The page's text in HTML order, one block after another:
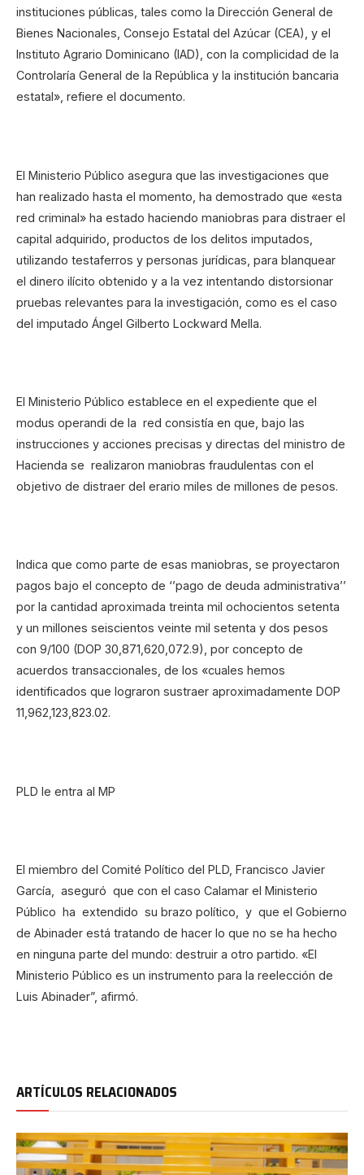
instituciones públicas, tales como la Dirección General de
Bienes Nacionales, Consejo Estatal del Azúcar (CEA), y el
Instituto Agrario Dominicano (IAD), con la complicidad de la
Controlaría General de la República y la institución bancaria
estatal», refiere el documento.
El Ministerio Público asegura que las investigaciones que
han realizado hasta el momento, ha demostrado que «esta
red criminal» ha estado haciendo maniobras para distraer el
capital adquirido, productos de los delitos imputados,
utilizando testaferros y personas jurídicas, para blanquear
el dinero ilícito obtenido y a la vez intentando distorsionar
pruebas relevantes para la investigación, como es el caso
del imputado Ángel Gilberto Lockward Mella.
El Ministerio Público establece en el expediente que el
modus operandi de la red consistía en que, bajo las
instrucciones y acciones precisas y directas del ministro de
Hacienda se realizaron maniobras fraudulentas con el
objetivo de distraer del erario miles de millones de pesos.
Indica que como parte de esas maniobras, se proyectaron
pagos bajo el concepto de ‘’pago de deuda administrativa’’
por la cantidad aproximada treinta mil ochocientos setenta
y un millones seiscientos veinte mil setenta y dos pesos
con 9/100 (DOP 30,871,620,072.9), por concepto de
acuerdos transaccionales, de los «cuales hemos
identificados que lograron sustraer aproximadamente DOP
11,962,123,823.02.
PLD le entra al MP
El miembro del Comité Político del PLD, Francisco Javier
García, aseguró que con el caso Calamar el Ministerio
Público ha extendido su brazo político, y que el Gobierno
de Abinader está tratando de hacer lo que no se ha hecho
en ninguna parte del mundo: destruir a otro partido. «El
Ministerio Público es un instrumento para la reelección de
Luis Abinader”, afirmó.
ARTÍCULOS RELACIONADOS